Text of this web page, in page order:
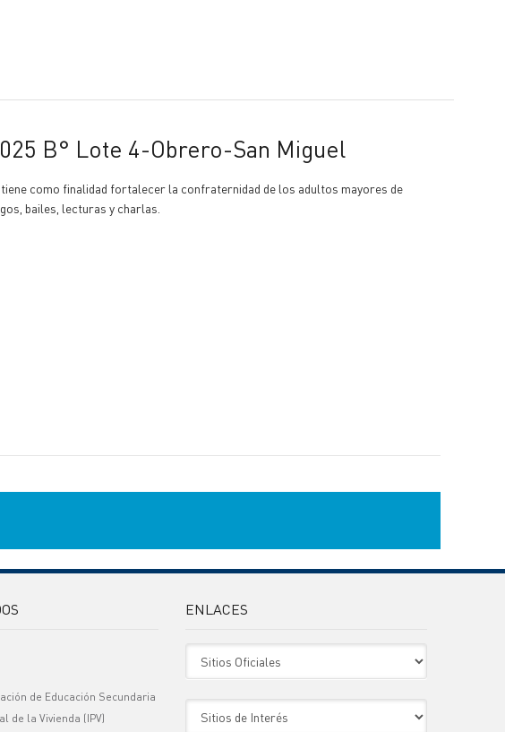
B° Lote 4-Obrero-San Miguel
como finalidad fortalecer la confraternidad de los adultos mayores de
bailes, lecturas y charlas.
de Educación Secundaria
de la Vivienda (IPV)
ENLACES